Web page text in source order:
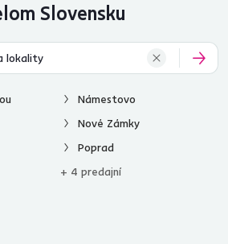
Slovensku
Námestovo
Nové Zámky
Poprad
+ 4 predajní